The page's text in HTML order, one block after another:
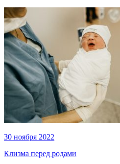
30 ноября 2022
Клизма перед родами